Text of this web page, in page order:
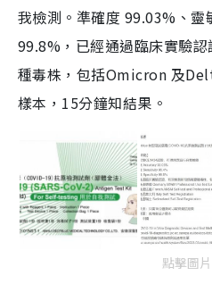
我檢測。準確度 99.03%、靈
99.8%，已經通過臨床實驗
種毒株，包括Omicron 及
樣本，15分鐘知結果。
點擊圖